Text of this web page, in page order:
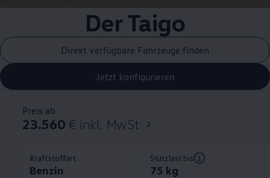
Der Taigo
Direkt verfügbare Fahrzeuge finden
Jetzt konfigurieren
Preis ab
23.560 € inkl. MwSt 2
Kraftstoffart
Benzin
Stützlast bis
75 kg